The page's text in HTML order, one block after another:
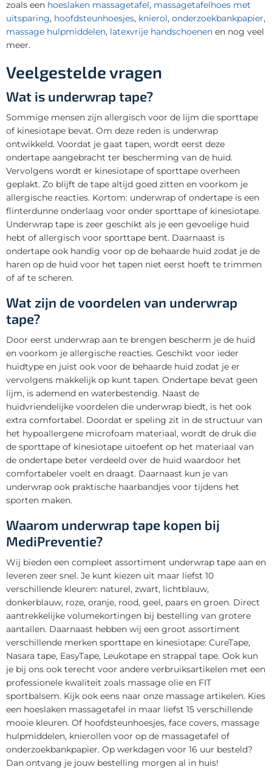
zoals een hoeslaken massagetafel, massagetafelhoes met
uitsparing, hoofdsteunhoesjes, knierol, onderzoekbankpapier,
massage hulpmiddelen, latexvrije handschoenen en nog veel
meer.
Veelgestelde vragen
Wat is underwrap tape?
Sommige mensen zijn allergisch voor de lijm die sporttape
of kinesiotape bevat. Om deze reden is underwrap
ontwikkeld. Voordat je gaat tapen, wordt eerst deze
ondertape aangebracht ter bescherming van de huid.
Vervolgens wordt er kinesiotape of sporttape overheen
geplakt. Zo blijft de tape altijd goed zitten en voorkom je
allergische reacties. Kortom: underwrap of ondertape is een
flinterdunne onderlaag voor onder sporttape of kinesiotape.
Underwrap tape is zeer geschikt als je een gevoelige huid
hebt of allergisch voor sporttape bent. Daarnaast is
ondertape ook handig voor op de behaarde huid zodat je de
haren op de huid voor het tapen niet eerst hoeft te trimmen
of af te scheren.
Wat zijn de voordelen van underwrap
tape?
Door eerst underwrap aan te brengen bescherm je de huid
en voorkom je allergische reacties. Geschikt voor ieder
huidtype en juist ook voor de behaarde huid zodat je er
vervolgens makkelijk op kunt tapen. Ondertape bevat geen
lijm, is ademend en waterbestendig. Naast de
huidvriendelijke voordelen die underwrap biedt, is het ook
extra comfortabel. Doordat er speling zit in de structuur van
het hypoallergene microfoam materiaal, wordt de druk die
de sporttape of kinesiotape uitoefent op het materiaal van
de ondertape beter verdeeld over de huid waardoor het
comfortabeler voelt en draagt. Daarnaast kun je van
underwrap ook praktische haarbandjes voor tijdens het
sporten maken.
Waarom underwrap tape kopen bij
MediPreventie?
Wij bieden een compleet assortiment underwrap tape aan en
leveren zeer snel. Je kunt kiezen uit maar liefst 10
verschillende kleuren: naturel, zwart, lichtblauw,
donkerblauw, roze, oranje, rood, geel, paars en groen. Direct
aantrekkelijke volumekortingen bij bestelling van grotere
aantallen. Daarnaast hebben wij een groot assortiment
verschillende merken sporttape en kinesiotape: CureTape,
Nasara tape, EasyTape, Leukotape en strappal tape. Ook kun
je bij ons ook terecht voor andere verbruiksartikelen met een
professionele kwaliteit zoals massage olie en FIT
sportbalsem. Kijk ook eens naar onze massage artikelen. Kies
een hoeslaken massagetafel in maar liefst 15 verschillende
mooie kleuren. Of hoofdsteunhoesjes, face covers, massage
hulpmiddelen, knierollen voor op de massagetafel of
onderzoekbankpapier. Op werkdagen voor 16 uur besteld?
Dan ontvang je jouw bestelling morgen al in huis!